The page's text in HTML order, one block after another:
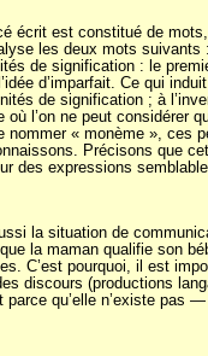
écrit est constitué de
les deux mots
de signification : le
d’imparfait. Ce qui
de signification ; à
l’on ne peut considérer
« monème », ces
Précisons que
des expressions
la situation de
la maman qualifie son
C’est pourquoi, il est
discours (productions
qu’elle n’existe pas